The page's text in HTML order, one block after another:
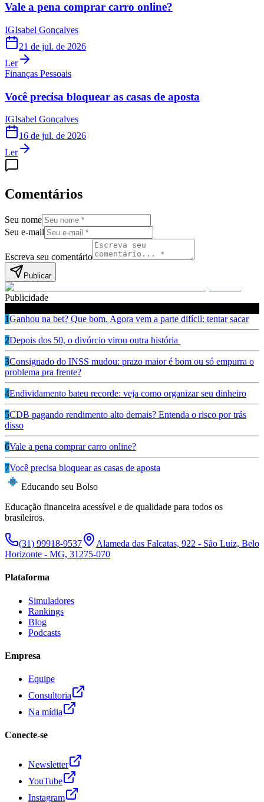
Vale a pena comprar carro online?
IGIsabel Gonçalves
21 de jul. de 2026
Ler
Finanças Pessoais
Você precisa bloquear as casas de aposta
IGIsabel Gonçalves
16 de jul. de 2026
Ler
Comentários
Seu nome
Seu e-mail
Escreva seu comentário
Publicar
Publicidade
1Ganhou na bet? Que bom. Agora vem a parte difícil: tentar sacar
2Depois dos 50, o divórcio virou outra história
3Consignado do INSS mudou: prazo maior é bom ou só empurra o
problema pra frente?
4Endividamento bateu recorde: veja como organizar seu dinheiro
5CDB pagando rendimento alto demais? Entenda o risco por trás
disso
6Vale a pena comprar carro online?
7Você precisa bloquear as casas de aposta
Educando seu Bolso
Educação financeira acessível e de qualidade para todos os
brasileiros.
(31) 99918-9537
Alameda das Falcatas, 922 - São Luiz, Belo
Horizonte - MG, 31275-070
Plataforma
Simuladores
Rankings
Blog
Podcasts
Empresa
Equipe
Consultoria
Na mídia
Conecte-se
Newsletter
YouTube
Instagram